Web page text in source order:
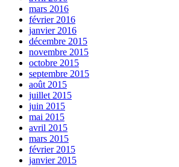
mars 2016
février 2016
janvier 2016
décembre 2015
novembre 2015
octobre 2015
septembre 2015
août 2015
juillet 2015
juin 2015
mai 2015
avril 2015
mars 2015
février 2015
janvier 2015